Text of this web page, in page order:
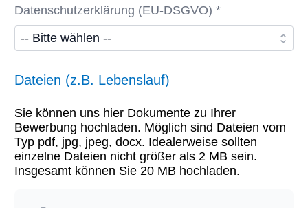
Datenschutzerklärung (EU-DSGVO) *
Dateien (z.B. Lebenslauf)
Sie können uns hier Dokumente zu Ihrer
Bewerbung hochladen. Möglich sind Dateien vom
Typ pdf, jpg, jpeg, docx. Idealerweise sollten
einzelne Dateien nicht größer als 2 MB sein.
Insgesamt können Sie 20 MB hochladen.